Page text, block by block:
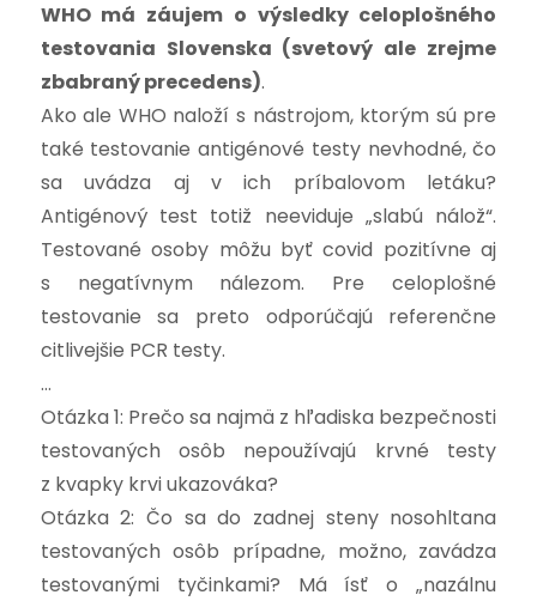
WHO má záujem o výsledky celoplošného
testovania Slovenska (svetový ale zrejme
zbabraný precedens).
Ako ale WHO naloží s nástrojom, ktorým sú pre
také testovanie antigénové testy nevhodné, čo
sa uvádza aj v ich príbalovom letáku?
Antigénový test totiž neeviduje „slabú nálož“.
Testované osoby môžu byť covid pozitívne aj
s negatívnym nálezom. Pre celoplošné
testovanie sa preto odporúčajú referenčne
citlivejšie PCR testy.
…
Otázka 1: Prečo sa najmä z hľadiska bezpečnosti
testovaných osôb nepoužívajú krvné testy
z kvapky krvi ukazováka?
Otázka 2: Čo sa do zadnej steny nosohltana
testovaných osôb prípadne, možno, zavádza
testovanými tyčinkami? Má ísť o „nazálnu